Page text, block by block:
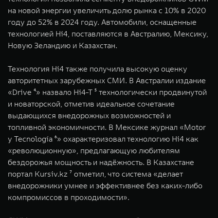
на новой энергии увеличить долю рынка с 10% в 2020
году до 52% в 2024 году. Автомобили, оснащенные
технологией Hi4, поставляются в Австралию, Мексику,
Новую Зеландию и Казахстан.
Технология Hi4 также получила высокую оценку
авторитетных зарубежных СМИ. В Австралии издание
«Drive ⁴» назвало Hi4-T ⁵ технологически продвинутой
и новаторской, отметив идеальное сочетание
выдающихся внедорожных возможностей и
топливной экономичности. В Мексике журнал «Motor
y Tecnología ⁶» охарактеризовал технологию Hi4 как
«революционную», предлагающую любителям
бездорожья мощность и надёжность. В Казахстане
портал Kursiv.kz ⁷ отметил, что система «делает
внедорожники умнее и эффективнее без каких-либо
компромиссов в проходимости».